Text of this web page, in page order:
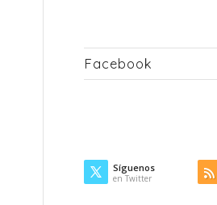
Facebook
Síguenos
en Twitter